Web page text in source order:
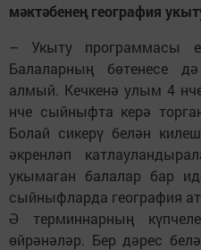
мәктәбенең география
– Укыту программасы
Балаларның бөтенесе
алмый. Кечкенә улым 4
нче сыйныфта керә
Болай сикерү белән
әкренләп
укымаган балалар бар
сыйныфларда география
Ә терминнарның
өйрәнәләр. Бер дәрес